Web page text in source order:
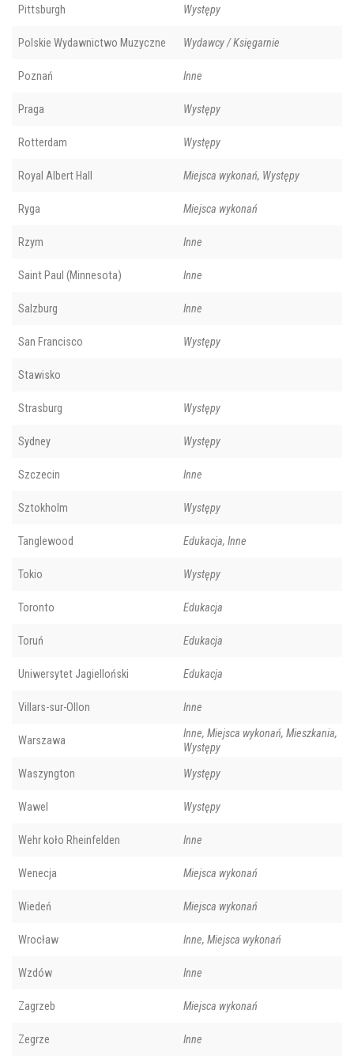
Pittsburgh Występy
Polskie Wydawnictwo Muzyczne Wydawcy / Księgarnie
Poznań Inne
Praga Występy
Rotterdam Występy
Royal Albert Hall Miejsca wykonań, Występy
Ryga Miejsca wykonań
Rzym Inne
Saint Paul (Minnesota) Inne
Salzburg Inne
San Francisco Występy
Stawisko
Strasburg Występy
Sydney Występy
Szczecin Inne
Sztokholm Występy
Tanglewood Edukacja, Inne
Tokio Występy
Toronto Edukacja
Toruń Edukacja
Uniwersytet Jagielloński Edukacja
Villars-sur-Ollon Inne
Warszawa
Inne, Miejsca wykonań, Mieszkania,
Występy
Waszyngton Występy
Wawel Występy
Wehr koło Rheinfelden Inne
Wenecja Miejsca wykonań
Wiedeń Miejsca wykonań
Wrocław Inne, Miejsca wykonań
Wzdów Inne
Zagrzeb Miejsca wykonań
Zegrze Inne